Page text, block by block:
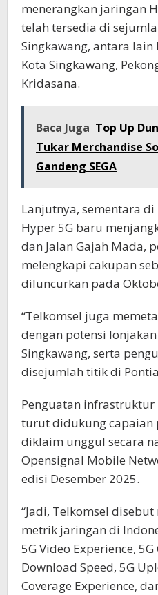
menerangkan jaringan
telah tersedia di
Singkawang, antara lain
Kota Singkawang,
Kridasana.
Baca Juga Top Up
Tukar Merchandise
Gandeng SEGA
Lanjutnya, sementara di
Hyper 5G baru
dan Jalan Gajah Mada,
melengkapi cakupan
diluncurkan pada
“Telkomsel juga
dengan potensi
Singkawang, serta
disejumlah titik di
Penguatan
turut didukung capaian
diklaim unggul secara
Opensignal Mobile
edisi Desember 2025.
“Jadi, Telkomsel
metrik jaringan di
5G Video Experience,
Download Speed, 5G
Coverage Experience,